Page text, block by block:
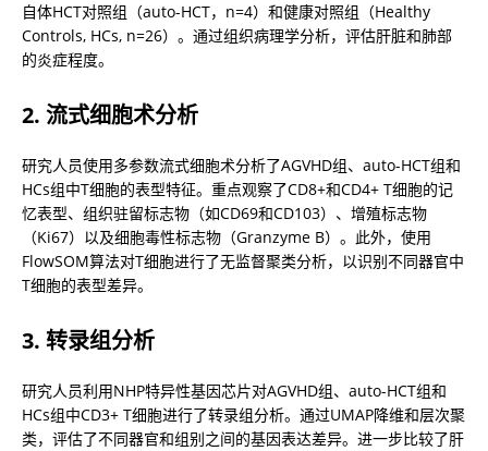
自体HCT对照组（auto-HCT，n=4）和健康对照组（Healthy
Controls, HCs, n=26）。通过组织病理学分析，评估肝脏和肺部
的炎症程度。
2. 流式细胞术分析
研究人员使用多参数流式细胞术分析了AGVHD组、auto-HCT组和
HCs组中T细胞的表型特征。重点观察了CD8+和CD4+ T细胞的记
忆表型、组织驻留标志物（如CD69和CD103）、增殖标志物
（Ki67）以及细胞毒性标志物（Granzyme B）。此外，使用
FlowSOM算法对T细胞进行了无监督聚类分析，以识别不同器官中
T细胞的表型差异。
3. 转录组分析
研究人员利用NHP特异性基因芯片对AGVHD组、auto-HCT组和
HCs组中CD3+ T细胞进行了转录组分析。通过UMAP降维和层次聚
类，评估了不同器官和组别之间的基因表达差异。进一步比较了肝